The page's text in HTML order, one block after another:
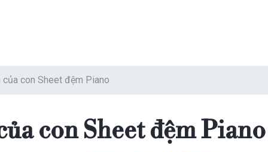
con Sheet đệm Piano
con Sheet đệm Piano